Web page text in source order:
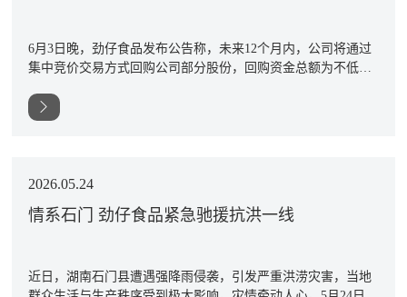
6月3日晚，劲仔食品发布公告称，未来12个月内，公司将通过
集中竞价交易方式回购公司部分股份，回购资金总额为不低于
份将用于注销，减少公司注册资本，有效维护全体股东权益，
增强投资者信心。
2026.05.24
情系石门 劲仔食品紧急驰援抗洪一线
近日，湖南石门县遭遇强降雨侵袭，引发严重洪涝灾害，当地